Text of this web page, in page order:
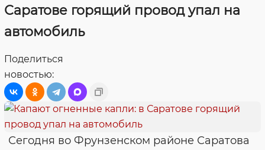
Саратове горящий провод упал на
автомобиль
Поделиться
новостью:
Сегодня во Фрунзенском районе Саратова